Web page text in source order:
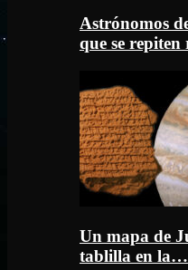
Astrónomos
que se
Un mapa de
tablilla en la…